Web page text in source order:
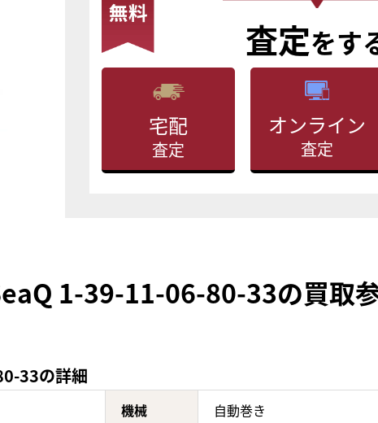
査定をす
宅配
査定
オンライン
査定
1-39-11-06-80-33の買取
33の詳細
機械 自動巻き